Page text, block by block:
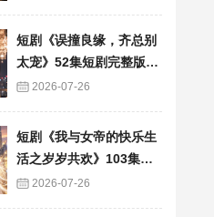
短剧《误撞良缘，齐总别
太宠》52集短剧完整版免
费畅享观看
2026-07-26
短剧《我与女帝的快乐生
活之岁岁共欢》103集短
剧全集在线畅快看
2026-07-26